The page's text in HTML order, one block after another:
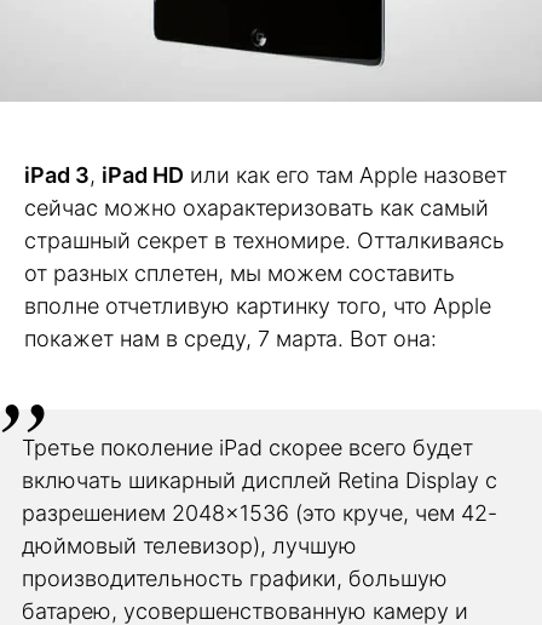
iPad 3, iPad HD или как его там Apple назовет
сейчас можно охарактеризовать как самый
страшный секрет в техномире. Отталкиваясь
от разных сплетен, мы можем составить
вполне отчетливую картинку того, что Apple
покажет нам в среду, 7 марта. Вот она:
Третье поколение iPad скорее всего будет
включать шикарный дисплей Retina Display с
разрешением 2048×1536 (это круче, чем 42-
дюймовый телевизор), лучшую
производительность графики, большую
батарею, усовершенствованную камеру и